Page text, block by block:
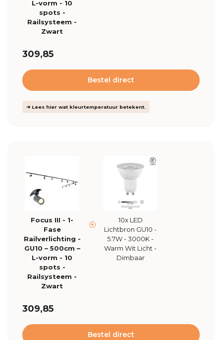
L-vorm - 10
spots -
Railsysteem -
Zwart
309,85
Bestel direct
➜ Lees hier wat kleurtemperatuur betekent.
Focus III - 1-
Fase
Railverlichting -
GU10 – 500cm –
L-vorm - 10
spots -
Railsysteem -
Zwart
10x LED
Lichtbron GU10 -
5.7W - 3000K -
Warm Wit Licht -
Dimbaar
309,85
Bestel direct